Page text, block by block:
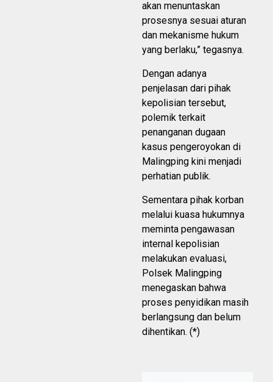
akan menuntaskan
prosesnya sesuai aturan
dan mekanisme hukum
yang berlaku,” tegasnya.
Dengan adanya
penjelasan dari pihak
kepolisian tersebut,
polemik terkait
penanganan dugaan
kasus pengeroyokan di
Malingping kini menjadi
perhatian publik.
Sementara pihak korban
melalui kuasa hukumnya
meminta pengawasan
internal kepolisian
melakukan evaluasi,
Polsek Malingping
menegaskan bahwa
proses penyidikan masih
berlangsung dan belum
dihentikan. (*)